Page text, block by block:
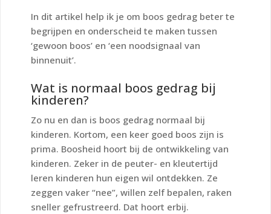
In dit artikel help ik je om boos gedrag beter te
begrijpen en onderscheid te maken tussen
‘gewoon boos’ en ‘een noodsignaal van
binnenuit’.
Wat is normaal boos gedrag bij
kinderen?
Zo nu en dan is boos gedrag normaal bij
kinderen. Kortom, een keer goed boos zijn is
prima. Boosheid hoort bij de ontwikkeling van
kinderen. Zeker in de peuter- en kleutertijd
leren kinderen hun eigen wil ontdekken. Ze
zeggen vaker “nee”, willen zelf bepalen, raken
sneller gefrustreerd. Dat hoort erbij.